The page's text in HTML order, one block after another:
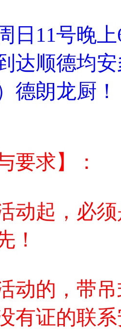
日11号晚
达顺德均
德朗龙厨！
要求】：
动起，必
！
动的，带
有证的联